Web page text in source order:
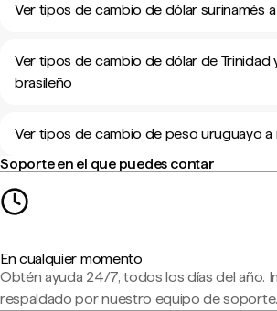
Ver tipos de cambio de dólar surinamés
Ver tipos de cambio de dólar de Trinidad
brasileño
Ver tipos de cambio de peso uruguayo a
Soporte en el que puedes contar
En cualquier momento
Obtén ayuda 24/7, todos los días del año.
respaldado por nuestro equipo de soporte.